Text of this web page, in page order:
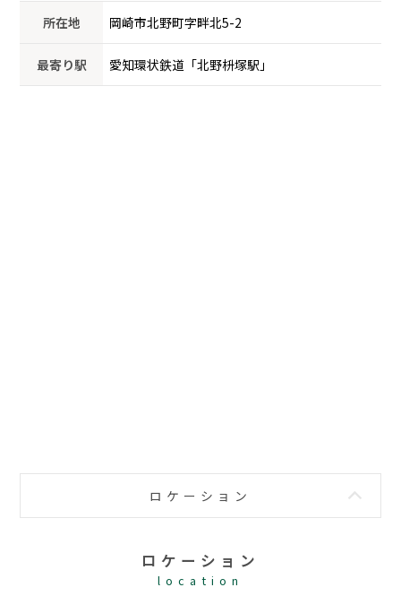
所在地 岡崎市北野町字畔北5-2
最寄り駅 愛知環状鉄道「北野枡塚駅」
ロケーション
ロケーション
location